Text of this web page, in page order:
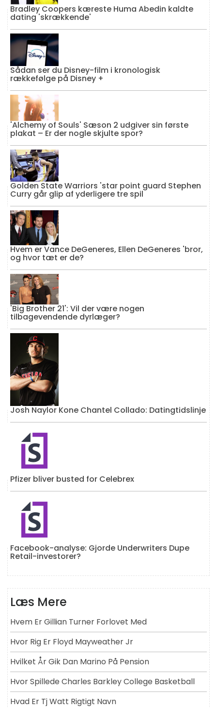
Bradley Coopers kæreste Huma Abedin kaldte
dating 'skrækkende'
Sådan ser du Disney-film i kronologisk
rækkefølge på Disney +
'Alchemy of Souls' Sæson 2 udgiver sin første
plakat – Er der nogle skjulte spor?
Golden State Warriors 'star point guard Stephen
Curry går glip af yderligere tre spil
Hvem er Vance DeGeneres, Ellen DeGeneres 'bror,
og hvor tæt er de?
'Big Brother 21': Vil der være nogen
tilbagevendende dyrlæger?
Josh Naylor Kone Chantel Collado: Datingtidslinje
Pfizer bliver busted for Celebrex
Facebook-analyse: Gjorde Underwriters Dupe
Retail-investorer?
Læs Mere
Hvem Er Gillian Turner Forlovet Med
Hvor Rig Er Floyd Mayweather Jr
Hvilket År Gik Dan Marino På Pension
Hvor Spillede Charles Barkley College Basketball
Hvad Er Tj Watt Rigtigt Navn